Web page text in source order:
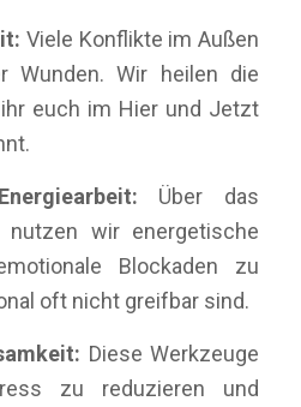
Viele Konflikte im Außen
Wunden. Wir heilen die
euch im Hier und Jetzt
Über das
nutzen wir energetische
Blockaden zu
oft nicht greifbar sind.
Diese Werkzeuge
zu reduzieren und